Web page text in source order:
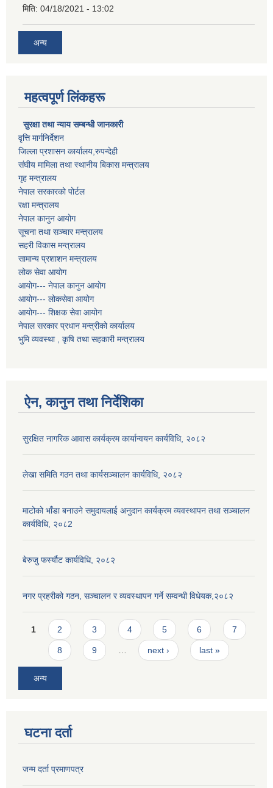
मिति: 04/18/2021 - 13:02
अन्य
महत्वपूर्ण लिंकहरू
सुरक्षा तथा न्याय सम्बन्धी जानकारी
वृत्ति मार्गनिर्देशन
जिल्ला प्रशासन कार्यालय,रुपन्देही
संघीय मामिला तथा स्थानीय बिकास मन्त्रालय
गृह मन्त्रालय
नेपाल सरकारको पोर्टल
रक्षा मन्त्रालय
नेपाल कानुन आयोग
सूचना तथा सञ्चार मन्त्रालय
सहरी विकास मन्त्रालय
सामान्य प्रशाशन मन्त्रालय
लोक सेवा आयोग
आयोग--- नेपाल कानुन आयोग
आयोग--- लोकसेवा आयोग
आयोग--- शिक्षक सेवा आयोग
नेपाल सरकार प्रधान मन्त्रीको कार्यालय
भुमि व्यवस्था , कृषि तथा सहकारी मन्त्रालय
ऐन, कानुन तथा निर्देशिका
सुरक्षित नागरिक आवास कार्यक्रम कार्यान्वयन कार्यविधि, २०८२
लेखा समिति गठन तथा कार्यसञ्चालन कार्यविधि, २०८२
माटोको भाँडा बनाउने समुदायलाई अनुदान कार्यक्रम व्यवस्थापन तथा सञ्चालन
कार्यविधि, २०८2
बेरुजु फर्स्यौट कार्यविधि, २०८२
नगर प्रहरीको गठन, सञ्चालन र व्यवस्थापन गर्ने सम्वन्धी विधेयक,२०८२
Pages
1 2 3 4 5 6 7
8 9 next › last »
अन्य
घटना दर्ता
जन्म दर्ता प्रमाणपत्र